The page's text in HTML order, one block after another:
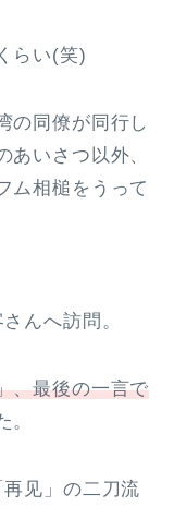
らい(笑)
の同僚が同行し
あいさつ以外、
ム相槌をうって
んへ訪問。
、最後の一言で
。
见」の二刀流